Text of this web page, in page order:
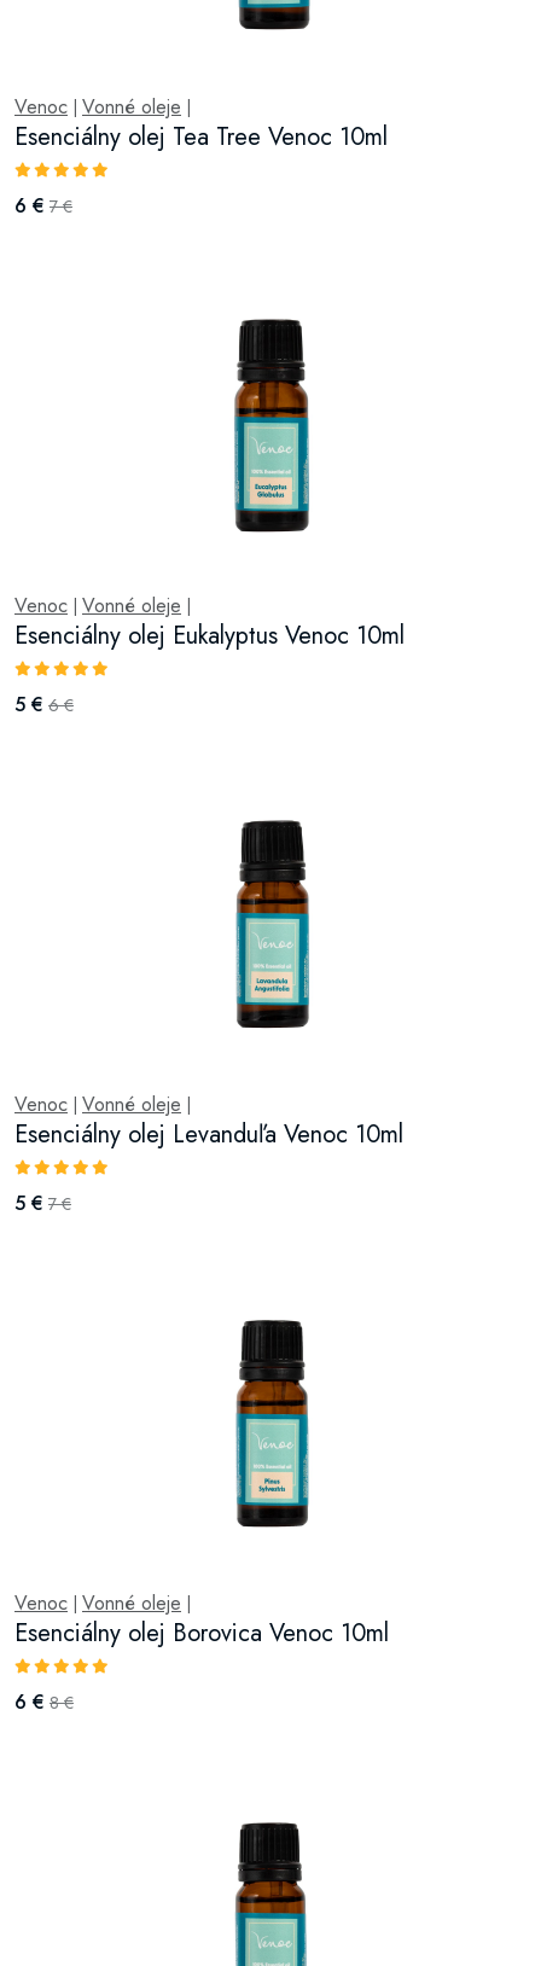
Venoc Vonné oleje
Esenciálny olej Tea Tree Venoc 10ml
6 € 7 €
Venoc Vonné oleje
Esenciálny olej Eukalyptus Venoc 10ml
5 € 6 €
Venoc Vonné oleje
Esenciálny olej Levanduľa Venoc 10ml
5 € 7 €
Venoc Vonné oleje
Esenciálny olej Borovica Venoc 10ml
6 € 8 €